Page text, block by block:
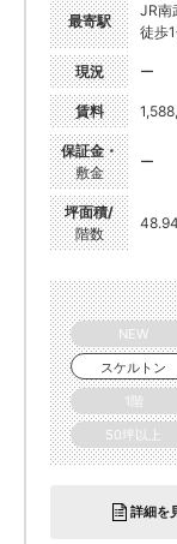
最寄駅
JR南
徒歩
現況 ー
賃料
保証金・
敷金
ー
坪面積/
階数
NEW
スケルトン
1階
50坪以上
詳細を